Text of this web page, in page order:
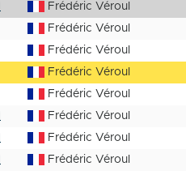
Frédéric Véroul
Frédéric Véroul
Frédéric Véroul
Frédéric Véroul
Frédéric Véroul
Frédéric Véroul
Frédéric Véroul
Frédéric Véroul